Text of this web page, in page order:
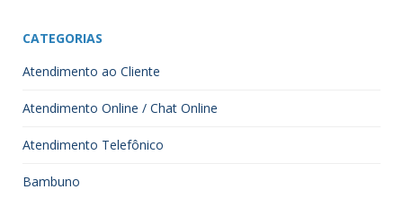
CATEGORIAS
Atendimento ao Cliente
Atendimento Online / Chat Online
Atendimento Telefônico
Bambuno